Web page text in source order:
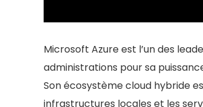
Support Technique et Service
Client
Transparence des Coûts et
Tarification
Microsoft Azure est l’un des
administrations pour sa
Son écosystème cloud hybride
infrastructures locales et les